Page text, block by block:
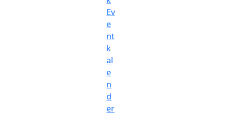
Ev
e
nt
k
al
e
n
d
er